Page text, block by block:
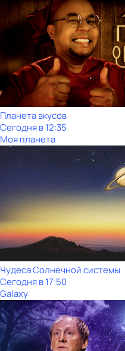
Планета вкусов
Сегодня в 12:35
Моя планета
Чудеса Солнечной системы
Сегодня в 17:50
Galaxy